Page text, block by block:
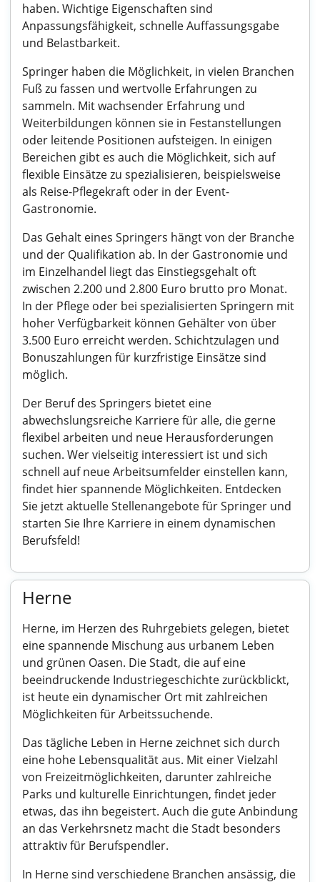
haben. Wichtige Eigenschaften sind
Anpassungsfähigkeit, schnelle Auffassungsgabe
und Belastbarkeit.
Springer haben die Möglichkeit, in vielen Branchen
Fuß zu fassen und wertvolle Erfahrungen zu
sammeln. Mit wachsender Erfahrung und
Weiterbildungen können sie in Festanstellungen
oder leitende Positionen aufsteigen. In einigen
Bereichen gibt es auch die Möglichkeit, sich auf
flexible Einsätze zu spezialisieren, beispielsweise
als Reise-Pflegekraft oder in der Event-
Gastronomie.
Das Gehalt eines Springers hängt von der Branche
und der Qualifikation ab. In der Gastronomie und
im Einzelhandel liegt das Einstiegsgehalt oft
zwischen 2.200 und 2.800 Euro brutto pro Monat.
In der Pflege oder bei spezialisierten Springern mit
hoher Verfügbarkeit können Gehälter von über
3.500 Euro erreicht werden. Schichtzulagen und
Bonuszahlungen für kurzfristige Einsätze sind
möglich.
Der Beruf des Springers bietet eine
abwechslungsreiche Karriere für alle, die gerne
flexibel arbeiten und neue Herausforderungen
suchen. Wer vielseitig interessiert ist und sich
schnell auf neue Arbeitsumfelder einstellen kann,
findet hier spannende Möglichkeiten. Entdecken
Sie jetzt aktuelle Stellenangebote für Springer und
starten Sie Ihre Karriere in einem dynamischen
Berufsfeld!
Herne
Herne, im Herzen des Ruhrgebiets gelegen, bietet
eine spannende Mischung aus urbanem Leben
und grünen Oasen. Die Stadt, die auf eine
beeindruckende Industriegeschichte zurückblickt,
ist heute ein dynamischer Ort mit zahlreichen
Möglichkeiten für Arbeitssuchende.
Das tägliche Leben in Herne zeichnet sich durch
eine hohe Lebensqualität aus. Mit einer Vielzahl
von Freizeitmöglichkeiten, darunter zahlreiche
Parks und kulturelle Einrichtungen, findet jeder
etwas, das ihn begeistert. Auch die gute Anbindung
an das Verkehrsnetz macht die Stadt besonders
attraktiv für Berufspendler.
In Herne sind verschiedene Branchen ansässig, die